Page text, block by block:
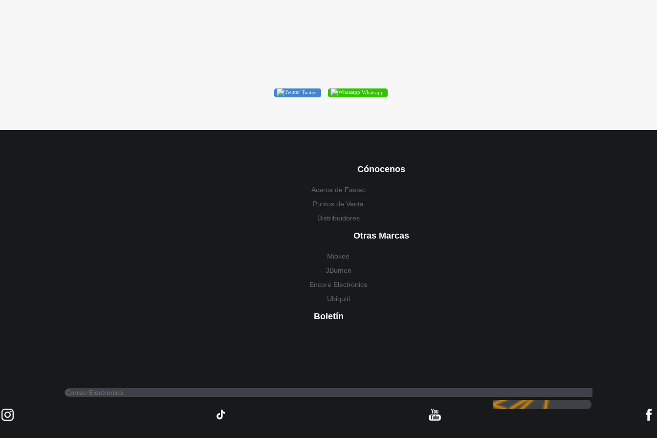
Twitter Whatsapp
Cónocenos
Acerca de Fastec
Puntos de Venta
Distribuidores
Otras Marcas
Miokee
3Bumen
Encore Electronics
Ubiquiti
Boletín